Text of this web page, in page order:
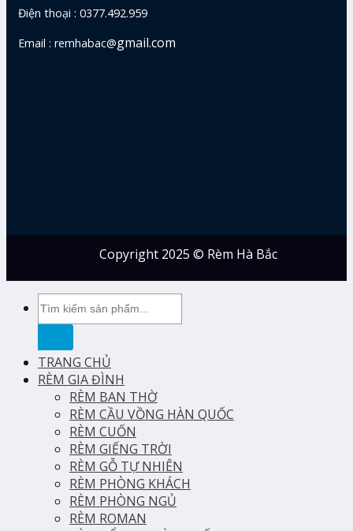
Điện thoại : 0377.492.959
Email : remhabac@gmail.com
Copyright 2025 © Rèm Hà Bắc
Tìm
TRANG CHỦ
RÈM GIA ĐÌNH
RÈM BAN THỜ
RÈM CẦU VỒNG HÀN QUỐC
RÈM CUỐN
RÈM GIẾNG TRỜI
RÈM GỖ TỰ NHIÊN
RÈM PHÒNG KHÁCH
RÈM PHÒNG NGỦ
RÈM ROMAN